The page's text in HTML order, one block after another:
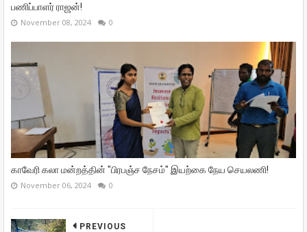
பணிப்பாளர் ராஜன்!
November 08, 2024 0
காவேரி கலா மன்றத்தின் "பிரபஞ்ச நேசம்" இயற்கை நேய செயலணி!
November 06, 2024 0
PREVIOUS